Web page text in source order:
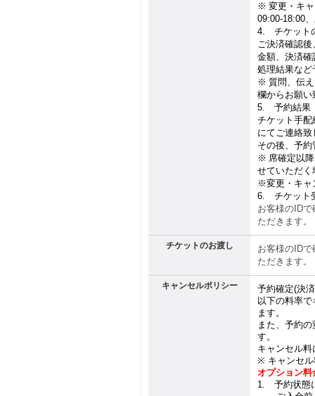
※ 変更・キ
09:00-18:00
4. チケット
ご決済確認
金額、決済確
処理結果など
※ 質問、伝
欄からお願い
5. 予約結果
チケット手配
にてご連絡致
その後、予
※ 席確定以
せていただく
※変更・キャ
6. チケット
お客様の IDで
ただきます。
チケットのお渡し お客様の IDで
ただきます。
キャンセルポリシー 予約確定(決済
以下の料率
ます。
また、予約
す。
キャンセル
※ キャンセ
オプション料
1. 予約状態